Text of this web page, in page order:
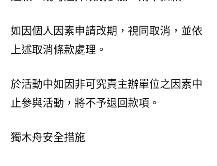
如因個人因素申請改期，視同取消，並依
上述取消條款處理。
於活動中如因非可究責主辦單位之因素中
止參與活動，將不予退回款項。
獨木舟安全措施